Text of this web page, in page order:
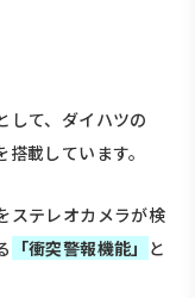
て、ダイハツの
載しています。
テレオカメラが検
「衝突警報機能」 と